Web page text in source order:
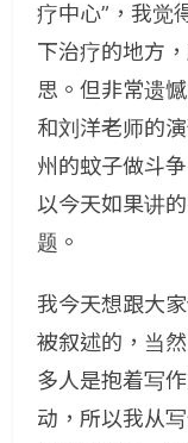
疗中心”，我觉
下治疗的地方
思。但非常遗
和刘洋老师的
州的蚊子做斗
以今天如果讲
题。
我今天想跟大
被叙述的，当
多人是抱着写
动，所以我从